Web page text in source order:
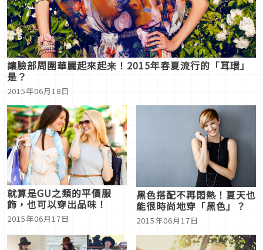
讓臉部周圍華麗起來起来！2015年春夏流行的「耳環」
是？
2015年06月18日
就算是GU之類的平價服
飾，也可以穿出品味！
2015年06月17日
黑色搭配不再悶熱！夏天也
能很時尚地穿「黑色」？
2015年06月17日